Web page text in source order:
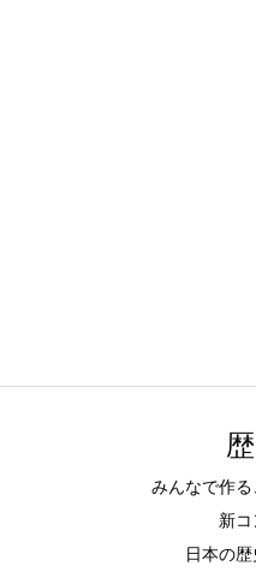
みんなで作
新コ
日本の